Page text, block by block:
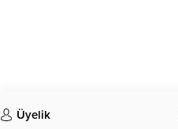
Üyelik